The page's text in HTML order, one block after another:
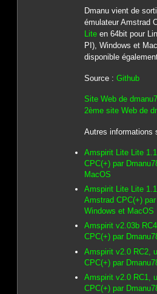
Dmanu vient de
émulateur Amstrad
Liteen 64bit pour
PI), Windows et
disponible
Source : Github
Site Web de
2ème site Web de
Autres informations
Amspirit Lite Lite
CPC(+) par
MacOS
Amspirit Lite Lite
Amstrad CPC(+)
Windows et MacOS
Amspirit v2.03b
CPC(+) par
Amspirit v2.0 RC2,
CPC(+) par
Amspirit v2.0 RC1,
CPC(+) par